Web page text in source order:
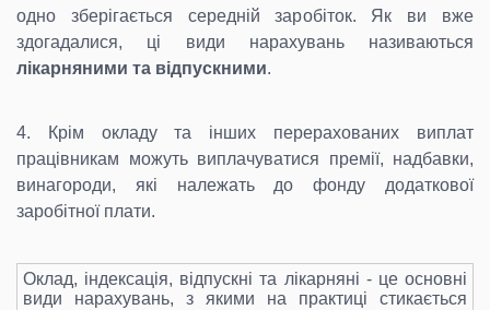
одно зберігається середній заробіток. Як ви вже
здогадалися, ці види нарахувань називаються
лікарняними та відпускними.
4. Крім окладу та інших перерахованих виплат
працівникам можуть виплачуватися премії, надбавки,
винагороди, які належать до фонду додаткової
заробітної плати.
Оклад, індексація, відпускні та лікарняні - це основні
види нарахувань, з якими на практиці стикається